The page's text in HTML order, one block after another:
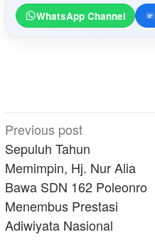
WhatsApp Channel
Post
navigation
Previous post
Sepuluh Tahun
Memimpin, Hj. Nur Alia
Bawa SDN 162 Poleonro
Menembus Prestasi
Adiwiyata Nasional